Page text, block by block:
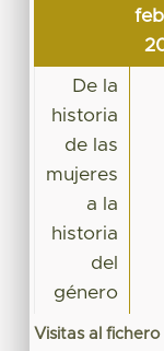
De la
historia
de las
mujeres
a la
historia
del
género
Visitas al fichero